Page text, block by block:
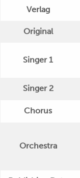
Verlag
Original
Singer 1
Singer 2
Chorus
Orchestra